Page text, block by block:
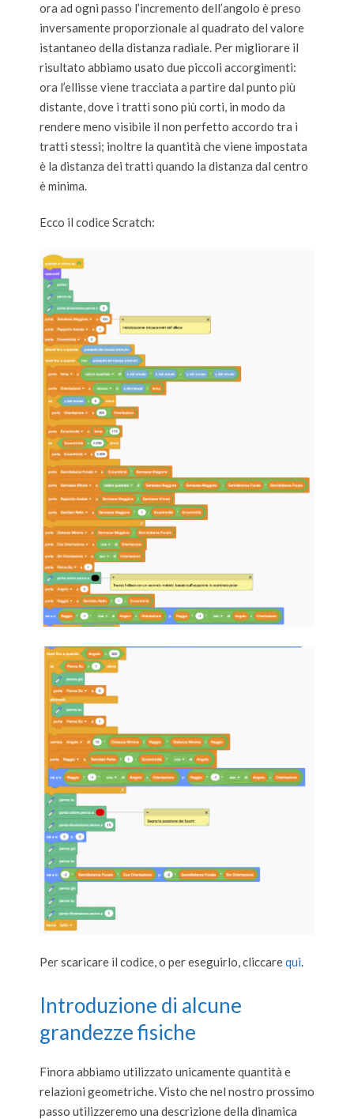
ora ad ogni passo l’incremento dell’angolo è preso
inversamente proporzionale al quadrato del valore
istantaneo della distanza radiale. Per migliorare il
risultato abbiamo usato due piccoli accorgimenti:
ora l’ellisse viene tracciata a partire dal punto più
distante, dove i tratti sono più corti, in modo da
rendere meno visibile il non perfetto accordo tra i
tratti stessi; inoltre la quantità che viene impostata
è la distanza dei tratti quando la distanza dal centro
è minima.
Ecco il codice Scratch:
Per scaricare il codice, o per eseguirlo, cliccarequi
Introduzione di alcune
grandezze fisiche
Finora abbiamo utilizzato unicamente quantità e
relazioni geometriche. Visto che nel nostro prossimo
passo utilizzeremo una descrizione della dinamica